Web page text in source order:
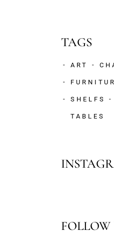
TAGS
ART
SHELFS
TABLES
FOLLOW